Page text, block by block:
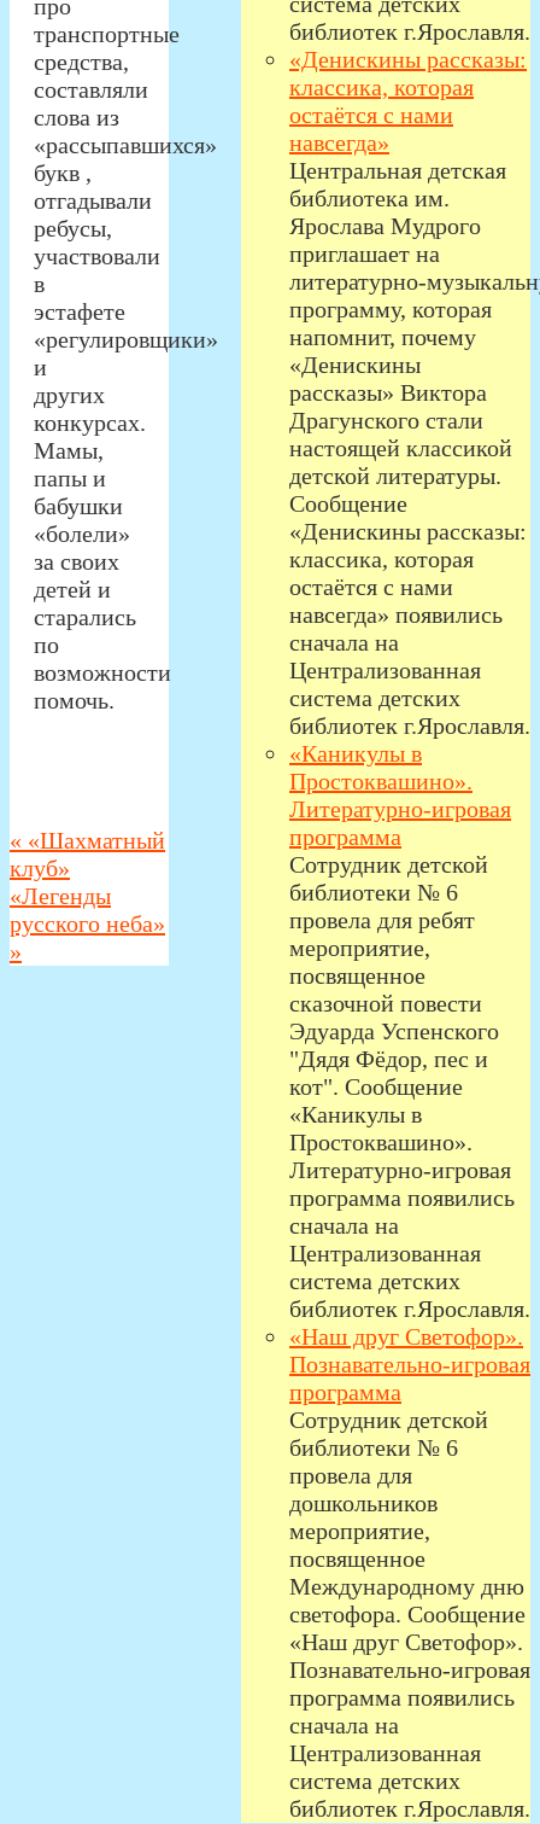
про
транспортные
средства,
составляли
слова из
«рассыпавшихся»
букв ,
отгадывали
ребусы,
участвовали
в
эстафете
«регулировщики»
и
других
конкурсах.
Мамы,
папы и
бабушки
«болели»
за своих
детей и
старались
по
возможности
помочь.
« «Шахматный
клуб»
«Легенды
русского неба»
»
библиотек г.Ярославля.
«Денискины рассказы:
классика, которая
остаётся с нами
навсегда»
Центральная детская
библиотека им.
Ярослава Мудрого
приглашает на
программу, которая
напомнит, почему
«Денискины
рассказы» Виктора
Драгунского стали
настоящей классикой
детской литературы.
Сообщение
«Денискины рассказы:
классика, которая
остаётся с нами
навсегда» появились
сначала на
Централизованная
система детских
библиотек г.Ярославля.
«Каникулы в
Простоквашино».
Литературно-игровая
программа
Сотрудник детской
библиотеки № 6
провела для ребят
мероприятие,
посвященное
сказочной повести
Эдуарда Успенского
"Дядя Фёдор, пес и
кот". Сообщение
«Каникулы в
Простоквашино».
Литературно-игровая
программа появились
сначала на
Централизованная
система детских
библиотек г.Ярославля.
«Наш друг Светофор».
Познавательно-игровая
программа
Сотрудник детской
библиотеки № 6
провела для
дошкольников
мероприятие,
посвященное
Международному дню
светофора. Сообщение
«Наш друг Светофор».
Познавательно-игровая
программа появились
сначала на
Централизованная
система детских
библиотек г.Ярославля.